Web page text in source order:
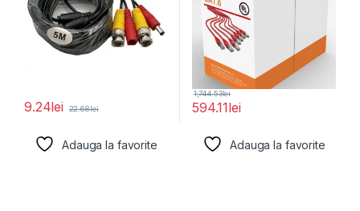
9.24lei 22.68lei
Adauga la favorite
594.11lei
1,744.53lei
Adauga la favorite